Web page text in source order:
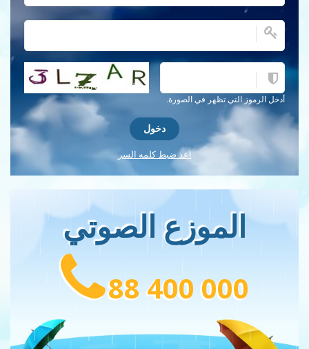
أدخل الرموز التي تظهر في الصورة.
احصل على كلمة التحقق جديدة!
اعد ضبط كلمه السر
الموزع الصوتي
88 400 000